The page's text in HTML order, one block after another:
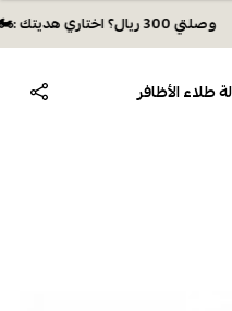
وصلتي 300 ريال؟ اختاري هديتك :🏍 شحن مجاني بكود N28 أو 💸خصم بكود EID26
طلاء الأظافر